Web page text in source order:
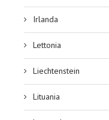
Irlanda
Lettonia
Liechtenstein
Lituania